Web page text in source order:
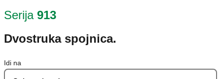
Serija 913
Dvostruka spojnica.
Idi na